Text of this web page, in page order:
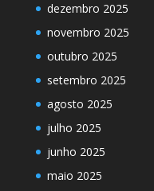
dezembro 2025
novembro 2025
outubro 2025
setembro 2025
agosto 2025
julho 2025
junho 2025
maio 2025